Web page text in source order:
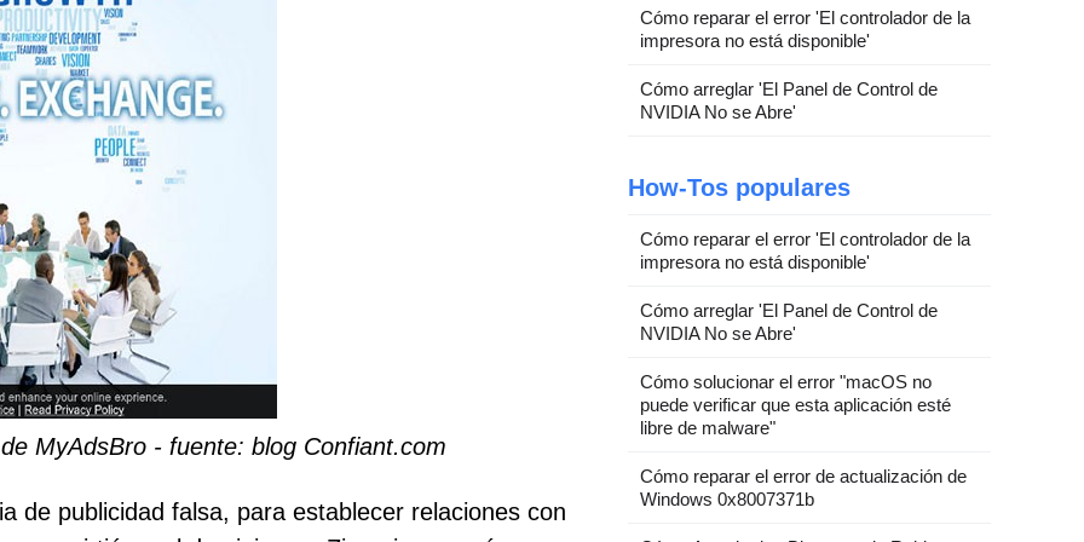
MyAdsBro - fuente: blog Confiant.com
de publicidad falsa, para establecer relaciones con
Cómo reparar el error 'El controlador de la
impresora no está disponible'
Cómo arreglar 'El Panel de Control de
NVIDIA No se Abre'
How-Tos populares
Cómo reparar el error 'El controlador de la
impresora no está disponible'
Cómo arreglar 'El Panel de Control de
NVIDIA No se Abre'
Cómo solucionar el error "macOS no
puede verificar que esta aplicación esté
libre de malware"
Cómo reparar el error de actualización de
Windows 0x8007371b